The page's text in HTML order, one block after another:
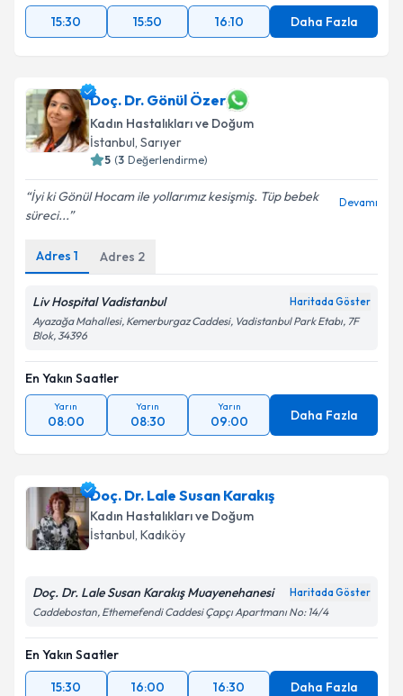
15:30 15:50 16:10 Daha Fazla
Doç. Dr. Gönül Özer
Kadın Hastalıkları ve Doğum
İstanbul, Sarıyer
5 (3 Değerlendirme)
İyi ki Gönül Hocam ile yollarımız kesişmiş. Tüp bebek
süreci...
Devamı
Adres 1 Adres 2
Liv Hospital Vadistanbul Haritada Göster
Ayazağa Mahallesi, Kemerburgaz Caddesi, Vadistanbul Park Etabı, 7F
Blok, 34396
En Yakın Saatler
Yarın
08:00
Yarın
08:30
Yarın
09:00 Daha Fazla
Doç. Dr. Lale Susan Karakış
Kadın Hastalıkları ve Doğum
İstanbul, Kadıköy
Doç. Dr. Lale Susan Karakış Muayenehanesi Haritada Göster
Caddebostan, Ethemefendi Caddesi Çapçı Apartmanı No: 14/4
En Yakın Saatler
15:30
16:00 16:30 Daha Fazla